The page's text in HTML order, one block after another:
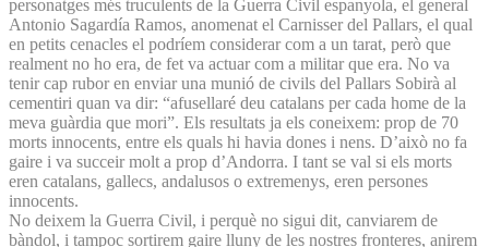
personatges més truculents de la Guerra Civil espanyola, el general
Antonio Sagardía Ramos, anomenat el Carnisser del Pallars, el qual
en petits cenacles el podríem considerar com a un tarat, però que
realment no ho era, de fet va actuar com a militar que era. No va
tenir cap rubor en enviar una munió de civils del Pallars Sobirà al
cementiri quan va dir: “afusellaré deu catalans per cada home de la
meva guàrdia que mori”. Els resultats ja els coneixem: prop de 70
morts innocents, entre els quals hi havia dones i nens. D’això no fa
gaire i va succeir molt a prop d’Andorra. I tant se val si els morts
eren catalans, gallecs, andalusos o extremenys, eren persones
innocents.
No deixem la Guerra Civil, i perquè no sigui dit, canviarem de
bàndol, i tampoc sortirem gaire lluny de les nostres fronteres, anirem